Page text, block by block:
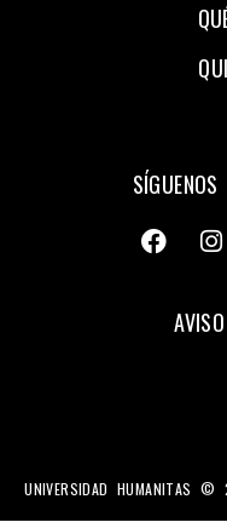
UNIVERSIDAD HUMANITAS ©